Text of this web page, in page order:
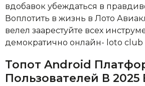
вдобавок убеждаться в
Воплотить в жизнь в Лото
велел заарестуйте всех
демократично онлайн- loto
Топот Android
Пользователей В 2025